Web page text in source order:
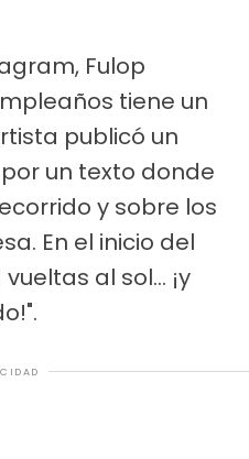
Fulop
tiene un
publicó un
un texto donde
y sobre los
En el inicio del
vueltas al sol… ¡y